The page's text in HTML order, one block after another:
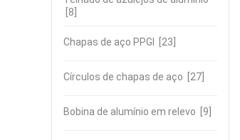
[8]
Chapas de aço PPGI [23]
Círculos de chapas de aço [27]
Bobina de alumínio em relevo [9]